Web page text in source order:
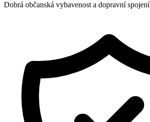
Dobrá občanská vybavenost a dopravní spojení